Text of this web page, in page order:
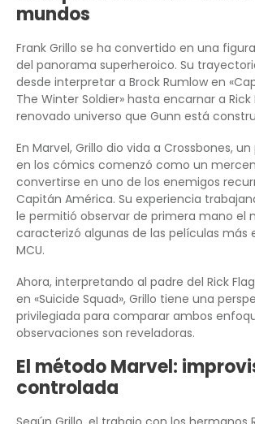
mundos
Frank Grillo se ha convertido en una
del panorama superheroico. Su
desde interpretar a Brock Rumlow en
The Winter Soldier» hasta encarnar a Rick
renovado universo que Gunn está
En Marvel, Grillo dio vida a Crossbones,
en los cómics comenzó como un
convertirse en uno de los enemigos
Capitán América. Su experiencia
le permitió observar de primera mano el
caracterizó algunas de las películas más
MCU.
Ahora, interpretando al padre del Rick
en «Suicide Squad», Grillo tiene una
privilegiada para comparar ambos
observaciones son reveladoras.
El método Marvel:
controlada